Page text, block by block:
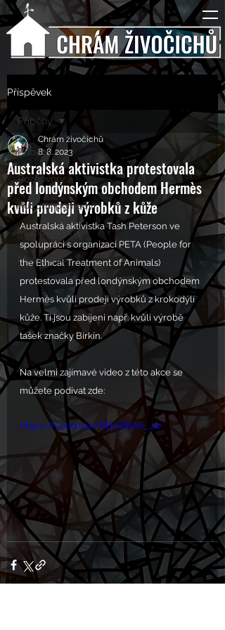
Příspěvek
Příběhy
Rozhovory
Kulturní pohledy
Mučící nástroje
Mučící lidé
Příběhy
Australská aktivistka protestovala
před londýnským obchodem Hermès
kvůli prodeji výrobků z kůže
Chrám živočichů
8. 8. 2023
Australská aktivistka Tash Peterson ve
spolupráci s organizací PETA (People for
the Ethical Treatment of Animals)
protestovala před londýnským obchodem
Hermès kvůli prodeji výrobků z krokodýlí
kůže. Ti jsou zabíjeni např. kvůli výrobě
tašek značky Birkin.
Na velmi zajímavé video z této akce se
můžete podívat zde:
https://youtu.be/8FpfB6Ah_Jw